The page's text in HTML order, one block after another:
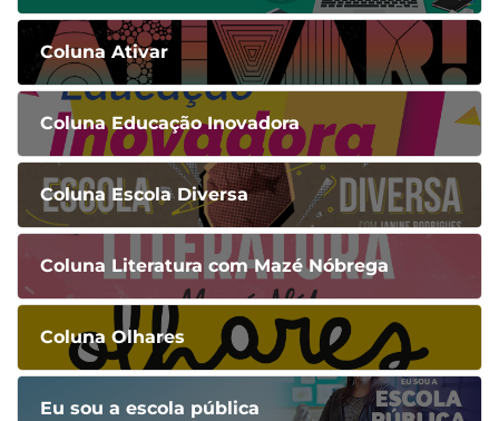
Coluna Ativar
Coluna Educação Inovadora
Coluna Escola Diversa
Coluna Literatura com Mazé Nóbrega
Coluna Olhares
Eu sou a escola pública